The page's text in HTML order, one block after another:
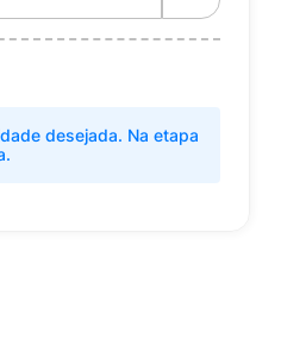
desejada. Na etapa